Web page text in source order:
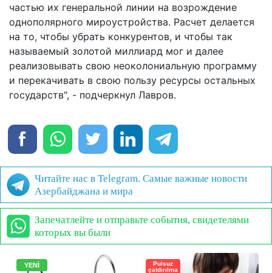
частью их генеральной линии на возрождение
однополярного мироустройства. Расчет делается
на то, чтобы убрать конкурентов, и чтобы так
называемый золотой миллиард мог и далее
реализовывать свою неоколониальную программу
и перекачивать в свою пользу ресурсы остальных
государств", - подчеркнул Лавров.
Читайте нас в Telegram. Самые важные новости
Азербайджана и мира
Запечатлейте и отправьте события, свидетелями
которых вы были